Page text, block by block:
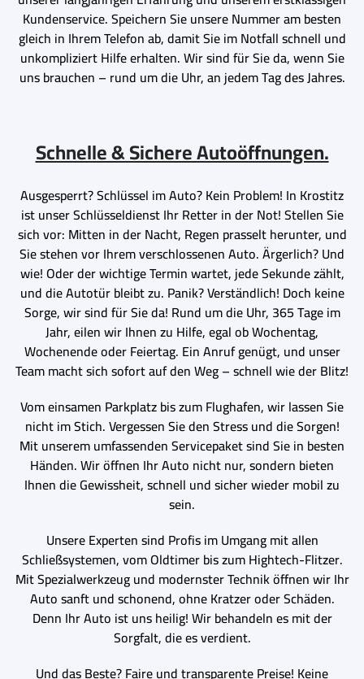
Kundenservice. Speichern Sie unsere Nummer am besten
gleich in Ihrem Telefon ab, damit Sie im Notfall schnell und
unkompliziert Hilfe erhalten. Wir sind für Sie da, wenn Sie
uns brauchen – rund um die Uhr, an jedem Tag des Jahres.
Schnelle & Sichere Autoöffnungen.
Ausgesperrt? Schlüssel im Auto? Kein Problem! In Krostitz
ist unser Schlüsseldienst Ihr Retter in der Not! Stellen Sie
sich vor: Mitten in der Nacht, Regen prasselt herunter, und
Sie stehen vor Ihrem verschlossenen Auto. Ärgerlich? Und
wie! Oder der wichtige Termin wartet, jede Sekunde zählt,
und die Autotür bleibt zu. Panik? Verständlich! Doch keine
Sorge, wir sind für Sie da! Rund um die Uhr, 365 Tage im
Jahr, eilen wir Ihnen zu Hilfe, egal ob Wochentag,
Wochenende oder Feiertag. Ein Anruf genügt, und unser
Team macht sich sofort auf den Weg – schnell wie der Blitz!
Vom einsamen Parkplatz bis zum Flughafen, wir lassen Sie
nicht im Stich. Vergessen Sie den Stress und die Sorgen!
Mit unserem umfassenden Servicepaket sind Sie in besten
Händen. Wir öffnen Ihr Auto nicht nur, sondern bieten
Ihnen die Gewissheit, schnell und sicher wieder mobil zu
sein.
Unsere Experten sind Profis im Umgang mit allen
Schließsystemen, vom Oldtimer bis zum Hightech-Flitzer.
Mit Spezialwerkzeug und modernster Technik öffnen wir Ihr
Auto sanft und schonend, ohne Kratzer oder Schäden.
Denn Ihr Auto ist uns heilig! Wir behandeln es mit der
Sorgfalt, die es verdient.
Und das Beste? Faire und transparente Preise! Keine